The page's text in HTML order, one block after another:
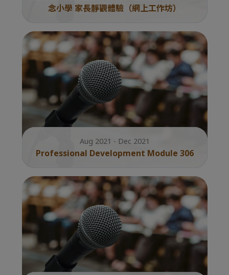
念小學 家長靜觀體驗（網上工作坊）
Aug 2021 - Dec 2021
Professional Development Module 306